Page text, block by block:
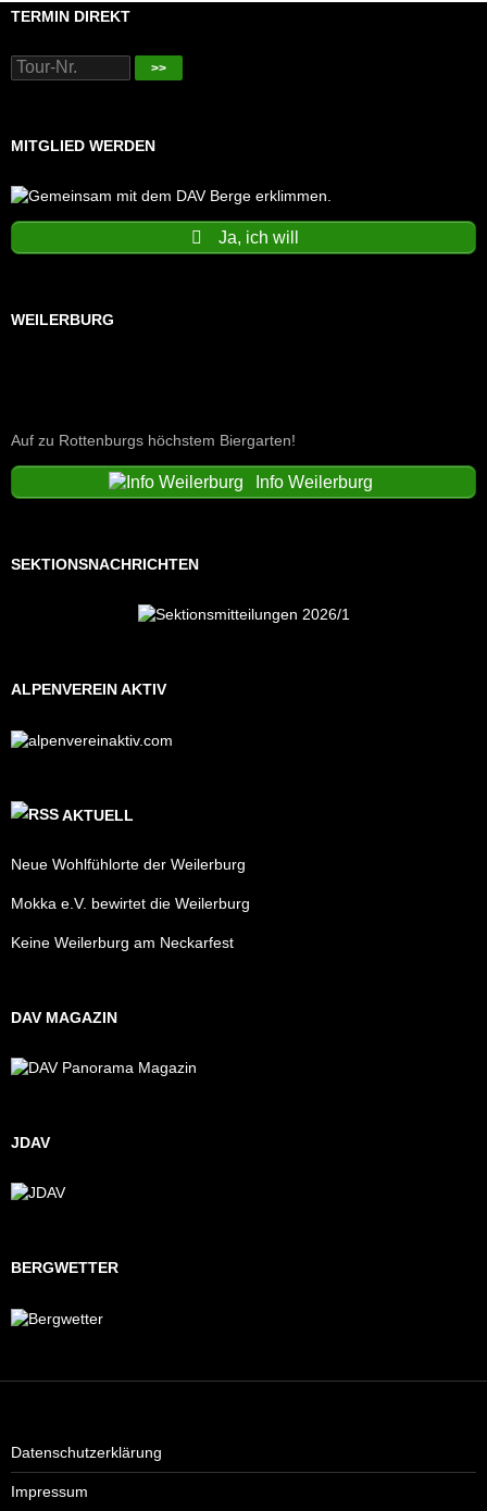
TERMIN DIREKT
>>
MITGLIED WERDEN
Ja, ich will
WEILERBURG
Auf zu Rottenburgs höchstem Biergarten!
Info Weilerburg
SEKTIONSNACHRICHTEN
ALPENVEREIN AKTIV
AKTUELL
Neue Wohlfühlorte der Weilerburg
Mokka e.V. bewirtet die Weilerburg
Keine Weilerburg am Neckarfest
DAV MAGAZIN
JDAV
BERGWETTER
Datenschutzerklärung
Impressum